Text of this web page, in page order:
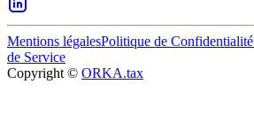
Mentions légalesPolitique de Confidentialité
de Service
Copyright © ORKA.tax